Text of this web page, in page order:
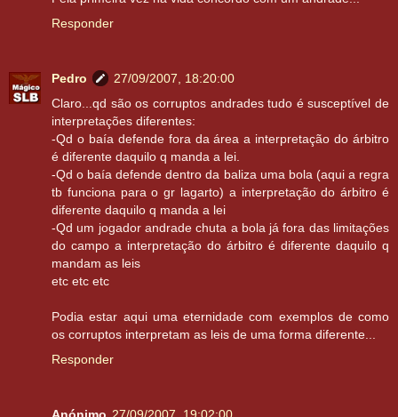
Responder
Pedro
27/09/2007, 18:20:00
Claro...qd são os corruptos andrades tudo é susceptível de
interpretações diferentes:
-Qd o baía defende fora da área a interpretação do árbitro
é diferente daquilo q manda a lei.
-Qd o baía defende dentro da baliza uma bola (aqui a regra
tb funciona para o gr lagarto) a interpretação do árbitro é
diferente daquilo q manda a lei
-Qd um jogador andrade chuta a bola já fora das limitações
do campo a interpretação do árbitro é diferente daquilo q
mandam as leis
etc etc etc
Podia estar aqui uma eternidade com exemplos de como
os corruptos interpretam as leis de uma forma diferente...
Responder
Anónimo 27/09/2007, 19:02:00